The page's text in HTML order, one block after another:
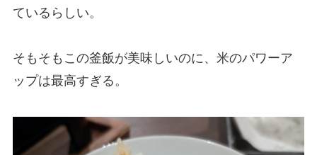
ているらしい。
そもそもこの釜飯が美味しいのに、米のパワーア
ップは最高すぎる。⁡